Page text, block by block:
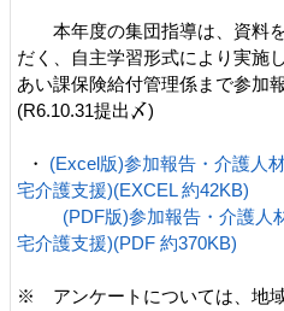
本年度の集団指導は、資料を
だく、自主学習形式により実施
あい課保険給付管理係まで参加
(R6.10.31提出〆)
・ (Excel版)参加報告・介護人
宅介護支援)(EXCEL 約42KB)
(PDF版)参加報告・介護人
宅介護支援)(PDF 約370KB)
※ アンケートについては、地